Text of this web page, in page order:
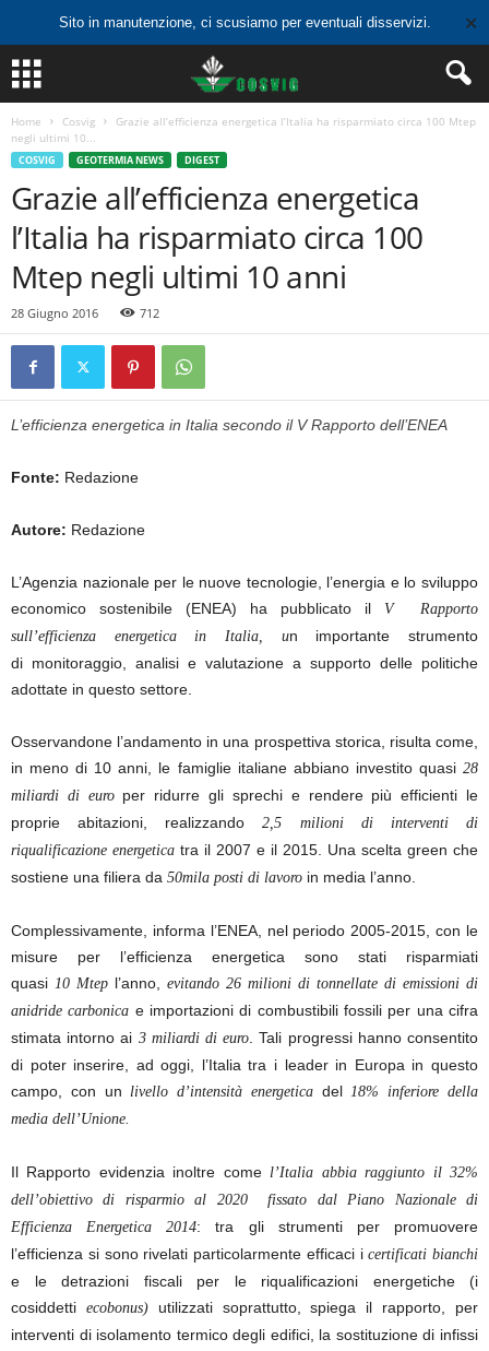
Sito in manutenzione, ci scusiamo per eventuali disservizi. ✕
Home Cosvig
Grazie all’efficienza energetica l’Italia ha risparmiato circa 100 Mtep
negli ultimi 10...
COSVIG GEOTERMIA NEWS DIGEST
Grazie all’efficienza energetica
l’Italia ha risparmiato circa 100
Mtep negli ultimi 10 anni
28 Giugno 2016 712
L’efficienza energetica in Italia secondo il V Rapporto dell’ENEA
Fonte: Redazione
Autore: Redazione
L’Agenzia nazionale per le nuove tecnologie, l’energia e lo sviluppo
economico sostenibile (ENEA) ha pubblicato il
V Rapporto
sull’efficienza energetica in Italia, un importante strumento
di monitoraggio, analisi e valutazione a supporto delle politiche
adottate in questo settore.
Osservandone l’andamento in una prospettiva storica, risulta come,
in meno di 10 anni, le famiglie italiane abbiano investito quasi 28
miliardi di euro per ridurre gli sprechi e rendere più efficienti le
proprie abitazioni, realizzando2,5 milioni di interventi di
riqualificazione energetica tra il 2007 e il 2015. Una scelta green che
sostiene una filiera da 50mila posti di lavoro in media l’anno.
Complessivamente, informa l’ENEA, nel periodo 2005-2015, con le
misure per l’efficienza energetica sono stati risparmiati
quasi 10 Mtep l’anno, evitando 26 milioni di tonnellate di emissioni di
anidride carbonica e importazioni di combustibili fossili per una cifra
stimata intorno ai 3 miliardi di euro .Tali progressi hanno consentito
di poter inserire, ad oggi, l’Italia tra i leader in Europa in questo
campo, con un livello d’intensità energeticadel 18% inferiore della
media dell’Unione.
Il Rapporto evidenzia inoltre come l’Italia abbia raggiunto il 32%
dell’obiettivo di risparmio al 2020 fissato dal Piano Nazionale di
Efficienza Energetica 2014: tra gli strumenti per promuovere
l’efficienza si sono rivelati particolarmente efficaci icertificati bianchi
e le detrazioni fiscali per le riqualificazioni energetiche (i
cosiddetti ecobonus)utilizzati soprattutto, spiega il rapporto, per
interventi di isolamento termico degli edifici, la sostituzione di infissi